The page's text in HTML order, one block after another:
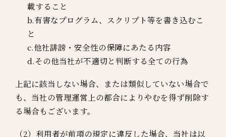
載すること
b.有害なプログラム、スクリプト等を書き込むこ
と
c.他社誹謗・安全性の保障にあたる内容
d.その他当社が不適切と判断する全ての行為
上記に該当しない場合、または類似していない場合で
も、当社の管理運営上の都合によりやむを得ず削除す
る場合もございます。
（2）利用者が前項の規定に違反した場合、当社は以